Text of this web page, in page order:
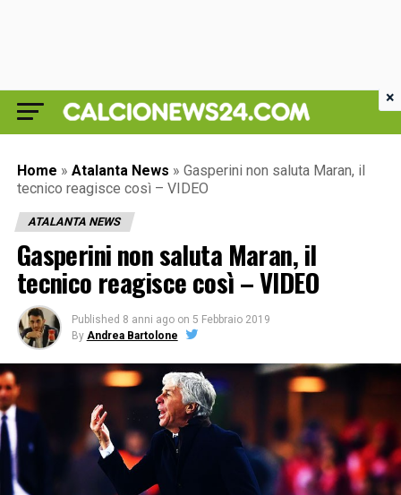
Home » Atalanta News » Gasperini non saluta Maran, il
tecnico reagisce così – VIDEO
ATALANTA NEWS
Gasperini non saluta Maran, il
tecnico reagisce così – VIDEO
Published 8 anni ago on 5 Febbraio 2019
By Andrea Bartolone
×